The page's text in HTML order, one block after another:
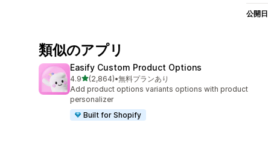
公開日
類似のアプリ
Easify Custom Product Options
4.95つ星中
(2,864)
合計レビュー数：2864件
•無料プランあり
Add product options variants options with product
personalizer
Built for Shopify